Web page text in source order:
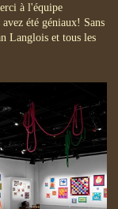
à l'équipe
été géniaux! Sans
Langlois et tous les